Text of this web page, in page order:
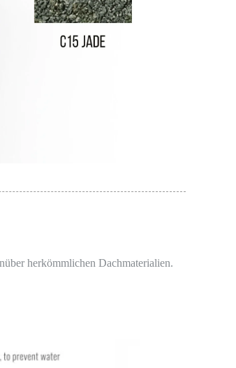
herkömmlichen Dachmaterialien.